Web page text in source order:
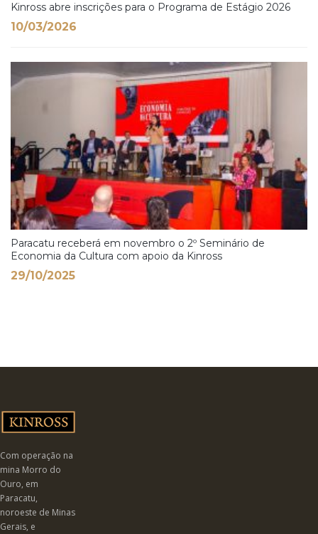
Kinross abre inscrições para o Programa de Estágio 2026
10/03/2026
Paracatu receberá em novembro o 2º Seminário de
Economia da Cultura com apoio da Kinross
29/10/2025
Com operação na
mina Morro do
Ouro, em
Paracatu,
noroeste de Minas
Gerais, e